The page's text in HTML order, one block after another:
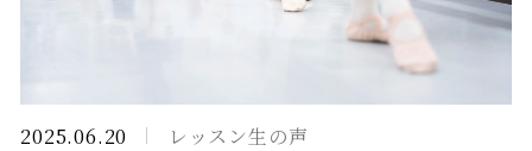
2025.06.20 レッスン生の声